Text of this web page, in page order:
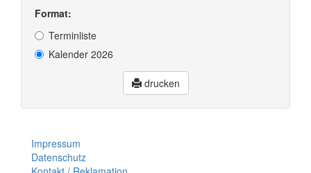
Format:
Terminliste
Kalender 2026
drucken
Impressum
Datenschutz